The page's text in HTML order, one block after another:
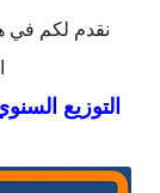
نقدم لكم في
التوزيع